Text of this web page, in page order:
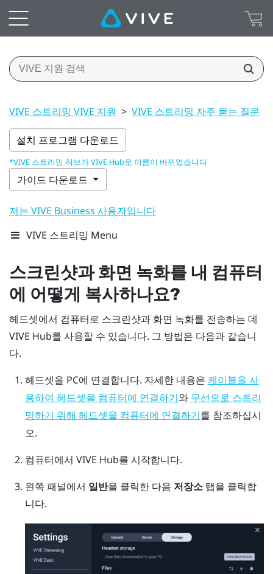
VIVE 스트리밍 VIVE 지원 > VIVE 스트리밍 자주 묻는 질문
설치 프로그램 다운로드
*VIVE 스트리밍 허브가 VIVE Hub로 이름이 바뀌었습니다
가이드 다운로드
저는 VIVE Business 사용자입니다
VIVE 스트리밍 Menu
스크린샷과 화면 녹화를 내 컴퓨터
에 어떻게 복사하나요?
헤드셋에서 컴퓨터로 스크린샷과 화면 녹화를 전송하는 데
VIVE Hub를 사용할 수 있습니다. 그 방법은 다음과 같습니
다.
헤드셋을 PC에 연결합니다. 자세한 내용은 케이블을 사
용하여 헤드셋을 컴퓨터에 연결하기 와 무선으로 스트리
밍하기 위해 헤드셋을 컴퓨터에 연결하기 를 참조하십시
오.
컴퓨터에서 VIVE Hub를 시작합니다.
왼쪽 패널에서 일반을 클릭한 다음 저장소탭을 클릭합
니다.